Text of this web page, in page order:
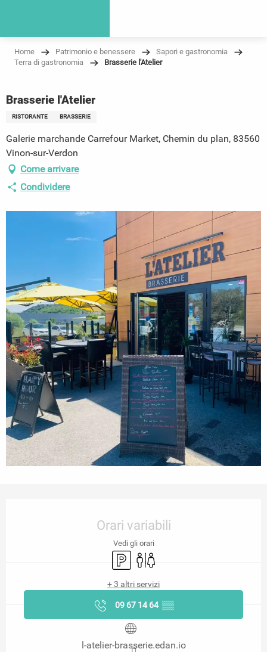
Home Patrimonio e benessere
Sapori e gastronomia
Terra di gastronomia
Brasserie l'Atelier
Brasserie l'Atelier
RISTORANTE BRASSERIE
Galerie marchande Carrefour Market, Chemin du plan, 83560
Vinon-sur-Verdon
Come arrivare
Condividere
Orari variabili
Vedi gli orari
ParcheggioServizi igienici
+ 3 altri servizi
09 67 14 64 ▒▒
l-atelier-brasserie.edan.io